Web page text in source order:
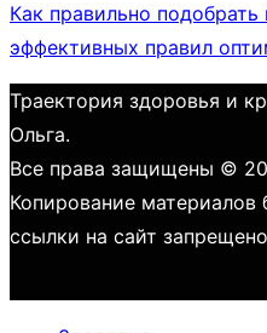
Как правильно подобрать
эффективных правил
Траектория здоровья и
Ольга.
Все права защищены ©
Копирование материалов
ссылки на сайт